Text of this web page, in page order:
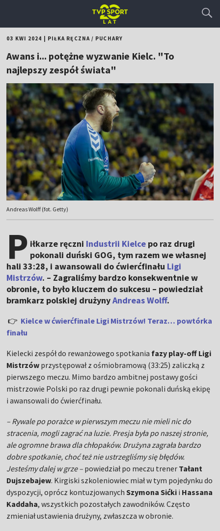
03 KWI 2024 PIŁKA RĘCZNA/ PUCHARY
Awans i... potężne wyzwanie Kielc. "To
najlepszy zespół świata"
Andreas Wolff (fot. Getty)
P iłkarze ręczni Industrii Kielce po raz drugi
pokonali duński GOG, tym razem we własnej
hali 33:28, i awansowali do ćwierćfinału Ligi
Mistrzów. – Zagraliśmy bardzo konsekwentnie w
obronie, to było kluczem do sukcesu – powiedział
bramkarz polskiej drużynyAndreas Wolff.
👉 Kielce w ćwierćfinale Ligi Mistrzów! Teraz… powtórka
finału
Kielecki zespół do rewanżowego spotkania fazy play-off Ligi
Mistrzów przystępował z ośmiobramową (33:25) zaliczką z
pierwszego meczu. Mimo bardzo ambitnej postawy gości
mistrzowie Polski po raz drugi pewnie pokonali duńską ekipę
i awansowali do ćwierćfinału.
– Rywale po porażce w pierwszym meczu nie mieli nic do
stracenia, mogli zagrać na luzie. Presja była po naszej stronie,
ale ogromne brawa dla chłopaków. Drużyna zagrała bardzo
dobre spotkanie, choć też nie ustrzegliśmy się błędów.
Jesteśmy dalej w grze – powiedział po meczu trener Tałant
Dujszebajew. Kirgiski szkoleniowiec miał w tym pojedynku do
dyspozycji, oprócz kontuzjowanychSzymona Sićki i Hassana
Kaddaha, wszystkich pozostałych zawodników. Często
zmieniał ustawienia drużyny, zwłaszcza w obronie.